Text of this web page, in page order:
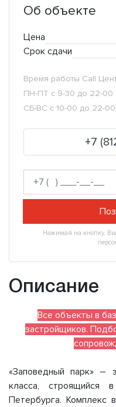
Об объекте
Цена
Срок сдачи
Время работы Call
ПН-ПТ с 9-30 до 22-00
СБ-ВС с 10-00 до 22-00
+7
Нажимая на кнопку, Вы
Описание
Все объекты в
застройщиков.
«Заповедный парк» –
класса, строящийся
Петербурга. Комплекс